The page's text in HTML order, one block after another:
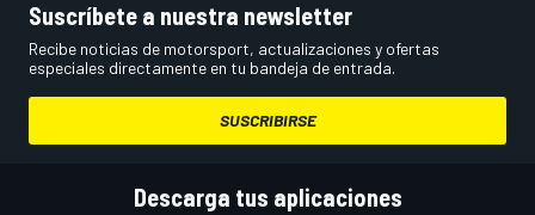
Suscríbete a nuestra newsletter
Recibe noticias de motorsport, actualizaciones y ofertas
especiales directamente en tu bandeja de entrada.
SUSCRIBIRSE
Descarga tus aplicaciones